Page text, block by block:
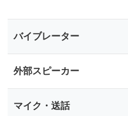
バイブレーター
外部スピーカー
マイク・送話